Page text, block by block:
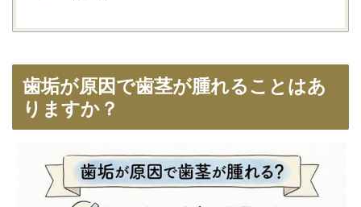
歯垢が原因で歯茎が腫れることはあ
りますか？